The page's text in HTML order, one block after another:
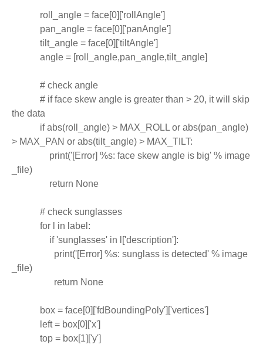
roll_angle = face[0]['rollAngle']
pan_angle = face[0]['panAngle']
tilt_angle = face[0]['tiltAngle']
angle = [roll_angle,pan_angle,tilt_angle]
# check angle
the data
> MAX_PAN or abs(tilt_angle) > MAX_TILT:
_file)
return None
# check sunglasses
for l in label:
if 'sunglasses' in l['description']:
_file)
return None
box = face[0]['fdBoundingPoly']['vertices']
left = box[0]['x']
top = box[1]['y']